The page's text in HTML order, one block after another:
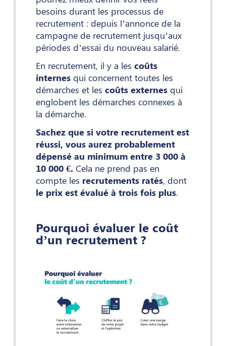
besoins durant les processus de
recrutement : depuis l’annonce de la
campagne de recrutement jusqu’aux
périodes d’essai du nouveau salarié.
En recrutement, il y a les coûts
internes qui concernent toutes les
démarches et les coûts externes qui
englobent les démarches connexes à
la démarche.
Sachez que si votre recrutement est
réussi, vous aurez probablement
dépensé au minimum entre 3 000 à
10 000 €. Cela ne prend pas en
compte les recrutements ratés, dont
le prix est évalué à trois fois plus.
Pourquoi évaluer le coût
d’un recrutement ?